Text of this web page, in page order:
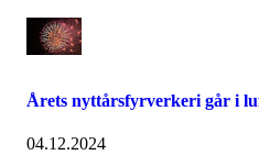
Årets nyttårsfyrverkeri går i
04.12.2024